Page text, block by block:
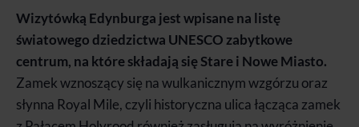
Wizytówką Edynburga jest wpisane na listę
światowego dziedzictwa UNESCO zabytkowe
centrum, na które składają się Stare i Nowe Miasto.
Zamek wznoszący się na wulkanicznym wzgórzu oraz
słynna Royal Mile, czyli historyczna ulica łącząca zamek